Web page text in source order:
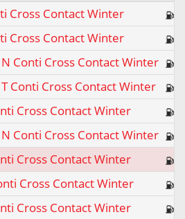
Cross Contact Winter
Cross Contact Winter
Conti Cross Contact Winter
Conti Cross Contact Winter
Cross Contact Winter
Conti Cross Contact Winter
Cross Contact Winter
Cross Contact Winter
Cross Contact Winter